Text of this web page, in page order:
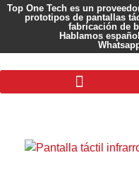
Top One Tech es un
prototipos de pantallas
fabricación de
Hablamos